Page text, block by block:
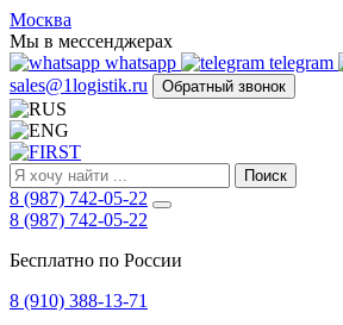
FIRST
Адрес
и
телефон:
Москва,
Алтуфьевское
ш.
д.
48,
корпус
2,
офис
127549
Москва
Мы в мессенджерах
whatsapp
telegram
sales@1logistik.ru
Обратный звонок
Поиск
8 (987) 742-05-22
8 (987) 742-05-22
Бесплатно по России
8 (910) 388-13-71